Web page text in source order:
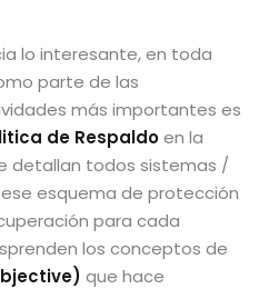
lo interesante, en toda
parte de las
más importantes es
de Respaldoen la
detallan todos sistemas /
esquema de protección
para cada
los conceptos de
que hace